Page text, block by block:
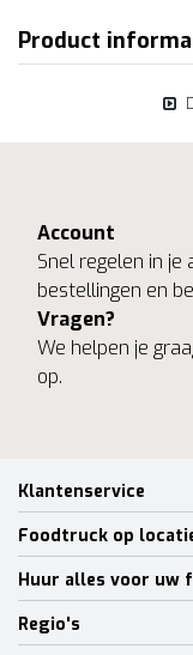
Product
Account
Snel regelen in
bestellingen en
Vragen?
We helpen je
op.
Klantenservice
Foodtruck op
Huur alles voor uw
Regio's